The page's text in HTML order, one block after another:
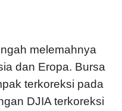
melemahnya
dan Eropa. Bursa
terkoreksi pada
DJIA terkoreksi